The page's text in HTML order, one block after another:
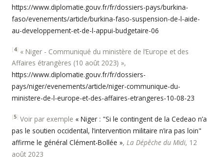
https://www.diplomatie.gouv.fr/fr/dossiers-pays/burkina-
faso/evenements/article/burkina-faso-suspension-de-l-aide-
au-developpement-et-de-l-appui-budgetaire-06
[4] « Niger - Communiqué du ministère de l’Europe et des
Affaires étrangères (10 août 2023) »,
https://www.diplomatie.gouv.fr/fr/dossiers-
pays/niger/evenements/article/niger-communique-du-
ministere-de-l-europe-et-des-affaires-etrangeres-10-08-23
[5] Voir par exemple « Niger : "Si le contingent de la Cedeao n’a
pas le soutien occidental, l’intervention militaire n’ira pas loin"
affirme le général Clément-Bollée », La Dépêche du Midi, 12
août 2023